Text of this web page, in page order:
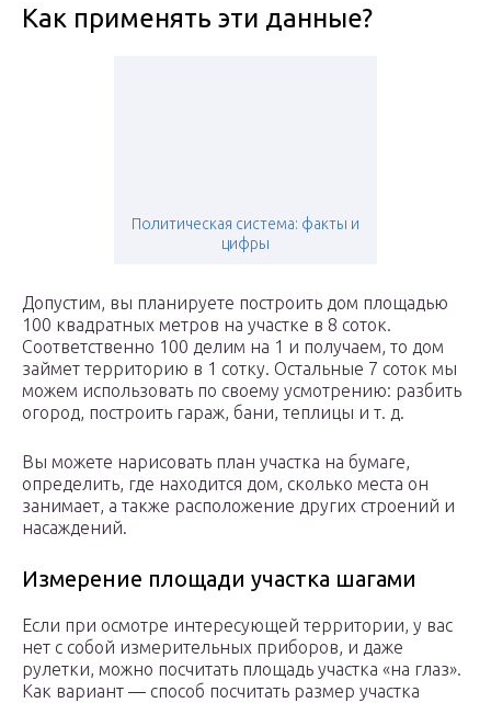
Как применять эти данные?
Политическая система: факты и
цифры
Допустим, вы планируете построить дом площадью
100 квадратных метров на участке в 8 соток.
Соответственно 100 делим на 1 и получаем, то дом
займет территорию в 1 сотку. Остальные 7 соток мы
можем использовать по своему усмотрению: разбить
огород, построить гараж, бани, теплицы и т. д.
Вы можете нарисовать план участка на бумаге,
определить, где находится дом, сколько места он
занимает, а также расположение других строений и
насаждений.
Измерение площади участка шагами
Если при осмотре интересующей территории, у вас
нет с собой измерительных приборов, и даже
рулетки, можно посчитать площадь участка «на глаз».
Как вариант — способ посчитать размер участка